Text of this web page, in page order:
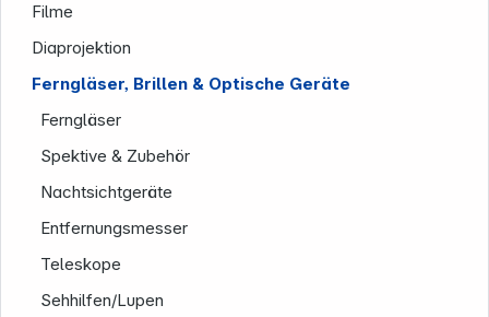
Filme
Diaprojektion
Ferngläser, Brillen & Optische Geräte
Ferngläser
Spektive & Zubehör
Nachtsichtgeräte
Entfernungsmesser
Teleskope
Sehhilfen/Lupen